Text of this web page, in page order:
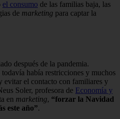
el consumo de las familias baja, las
de marketing para captar la
después de la pandemia.
había restricciones y muchos
evitar el contacto con familiares y
Soler, profesora de Economía y
en marketing, “forzar la Navidad
este año”.